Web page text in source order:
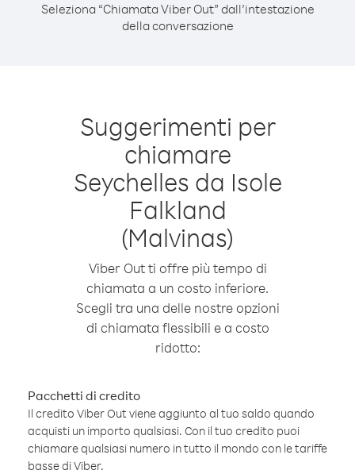
Seleziona “Chiamata Viber Out” dall’intestazione
della conversazione
Suggerimenti per
chiamare
Seychelles da Isole
Falkland
(Malvinas)
Viber Out ti offre più tempo di
chiamata a un costo inferiore.
Scegli tra una delle nostre opzioni
di chiamata flessibili e a costo
ridotto:
Pacchetti di credito
Il credito Viber Out viene aggiunto al tuo saldo quando
acquisti un importo qualsiasi. Con il tuo credito puoi
chiamare qualsiasi numero in tutto il mondo con le tariffe
basse di Viber.